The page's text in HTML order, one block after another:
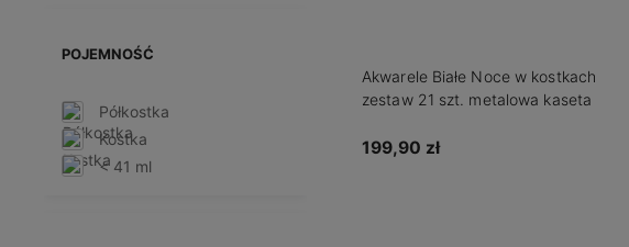
POJEMNOŚĆ
Półkostka
Kostka
< 41 ml
Akwarele Białe Noce w kostkach
zestaw 21 szt. metalowa kaseta
199,90 zł